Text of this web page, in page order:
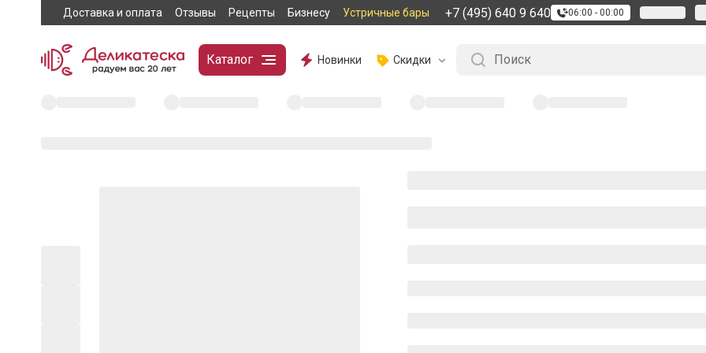
Доставка и оплата Отзывы Рецепты Бизнесу Устричные бары +7 (495) 640 9 640 06:00 - 00:00
Каталог Новинки Скидки